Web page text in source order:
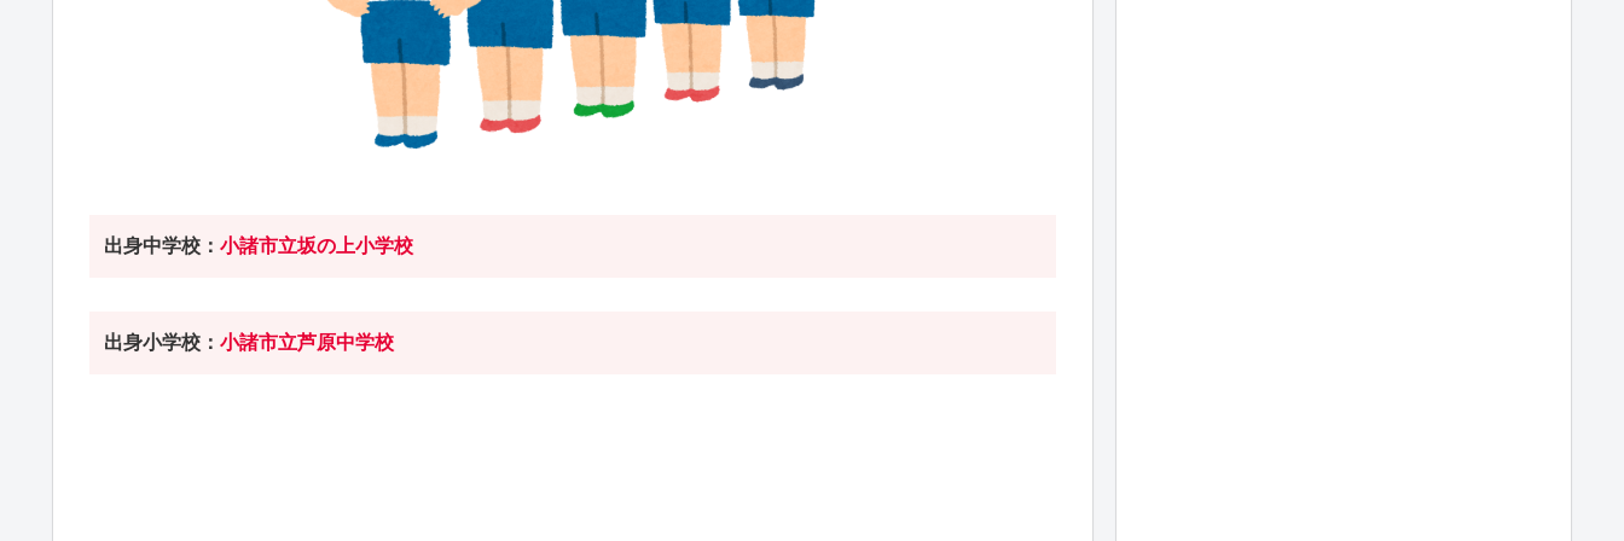
出身中学校： 小諸市立坂の上小学校
出身小学校： 小諸市立芦原中学校